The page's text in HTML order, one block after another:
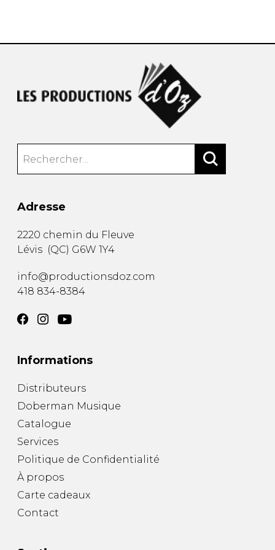
Adresse
2220 chemin du Fleuve
Lévis (QC) G6W 1Y4
info@productionsdoz.com
418 834-8384
Informations
Distributeurs
Doberman Musique
Catalogue
Services
Politique de Confidentialité
À propos
Carte cadeaux
Contact